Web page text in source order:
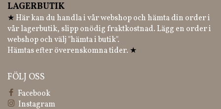
LAGERBUTIK
★ Här kan du handla i vår webshop och hämta din order i
vår lagerbutik, slipp onödig fraktkostnad. Lägg en order i
webshop och välj "hämta i butik".
Hämtas efter överenskomna tider. ★
FÖLJ OSS
Facebook
Instagram